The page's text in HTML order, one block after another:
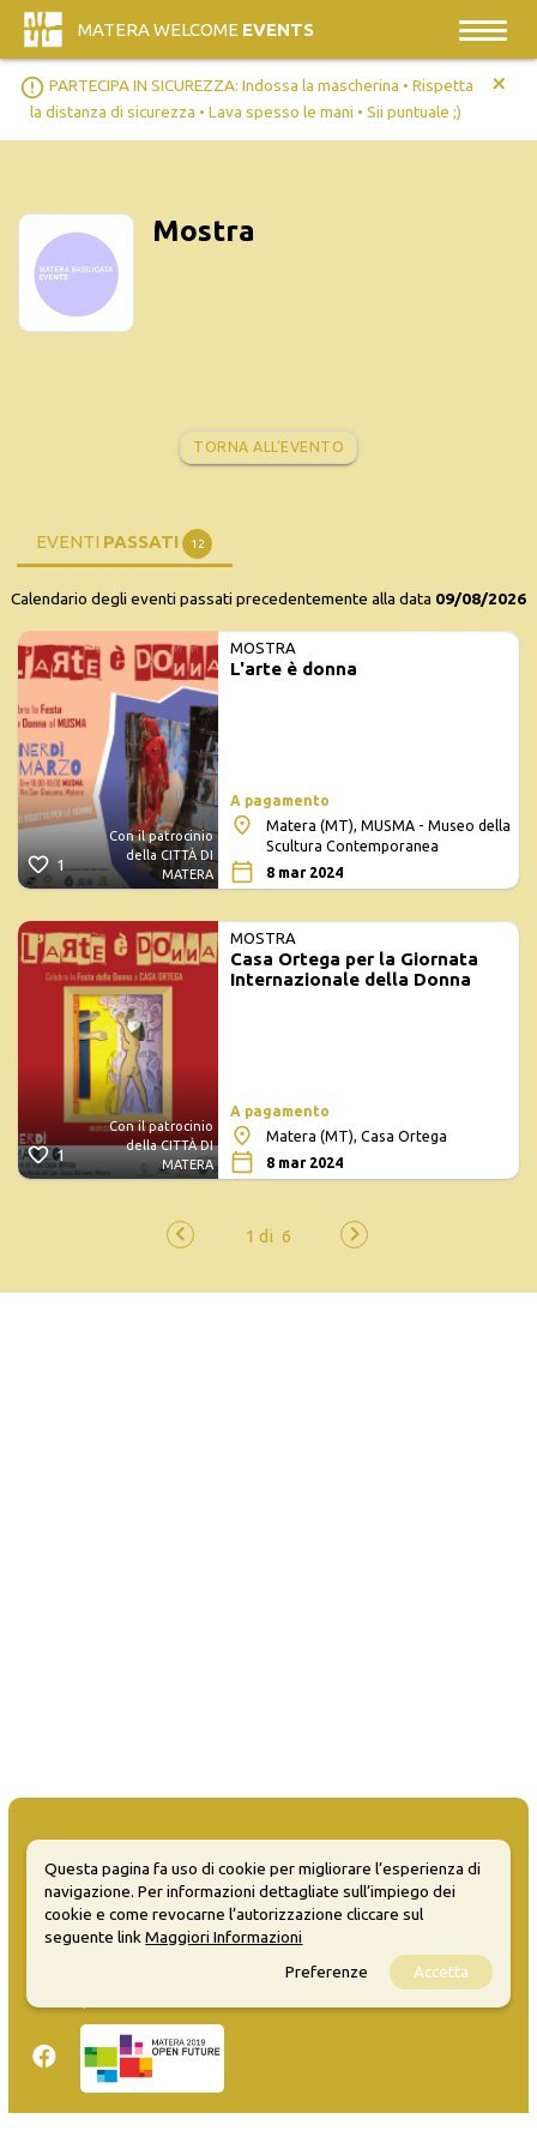
MATERA WELCOME EVENTS
error_outline PARTECIPA IN SICUREZZA: Indossa la mascherina • Rispetta
la distanza di sicurezza • Lava spesso le mani • Sii puntuale ;)
+
Mostra
TORNA ALL'EVENTO
EVENTI PASSATI 12
Calendario degli eventi passati precedentemente alla data 09/08/2026
1
Con il patrocinio
della CITTÀ DI
MATERA
MOSTRA
L'arte è donna
A pagamento
Matera (MT), MUSMA - Museo della
Scultura Contemporanea
8 mar 2024
1
Con il patrocinio
della CITTÀ DI
MATERA
MOSTRA
Casa Ortega per la Giornata
Internazionale della Donna
A pagamento
Matera (MT), Casa Ortega
8 mar 2024
MATERA WELCOME EVENTS
Questa pagina fa uso di cookie per migliorare l’esperienza di
navigazione. Per informazioni dettagliate sull’impiego dei
cookie e come revocarne l’autorizzazione cliccare sul
seguente linkMaggiori Informazioni
Preferenze
Accetta